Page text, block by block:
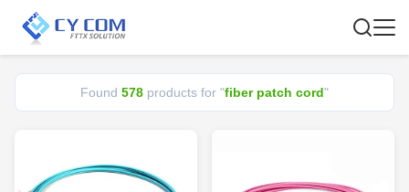
Found 578 products for "fiber patch cord"